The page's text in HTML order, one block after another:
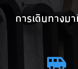
การเดินทาง